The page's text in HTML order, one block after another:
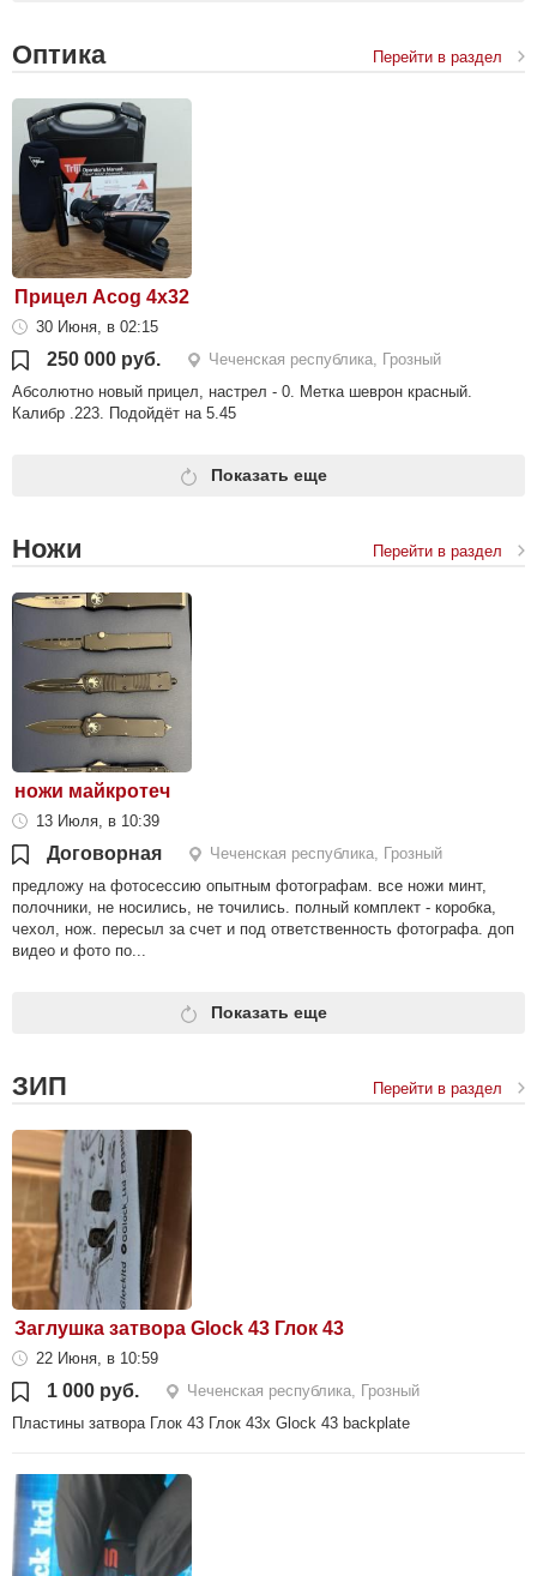
Оптика Перейти в раздел
Прицел Acog 4x32
30 Июня, в 02:15
250 000 руб.
Чеченская республика, Грозный
Абсолютно новый прицел, настрел - 0. Метка шеврон красный.
Калибр .223. Подойдёт на 5.45
Показать еще
Ножи Перейти в раздел
ножи майкротеч
13 Июля, в 10:39
Договорная
Чеченская республика, Грозный
предложу на фотосессию опытным фотографам. все ножи минт,
полочники, не носились, не точились. полный комплект - коробка,
чехол, нож. пересыл за счет и под ответственность фотографа. доп
видео и фото по...
Показать еще
ЗИП Перейти в раздел
Заглушка затвора Glock 43 Глок 43
22 Июня, в 10:59
1 000 руб.
Чеченская республика, Грозный
Пластины затвора Глок 43 Глок 43x Glock 43 backplate